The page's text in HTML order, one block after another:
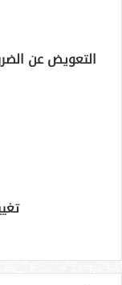
التعويض عن